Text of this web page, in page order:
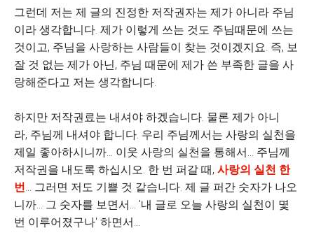
그런데 저는 제 글의 진정한 저작권자는 제가 아니라 주님
이라 생각합니다. 제가 이렇게 쓰는 것도 주님때문에 쓰는
것이고, 주님을 사랑하는 사람들이 찾는 것이겠지요. 즉, 보
잘 것 없는 제가 아닌, 주님 때문에 제가 쓴 부족한 글을 사
랑해준다고 저는 생각합니다.
하지만 저작권료는 내셔야 하겠습니다. 물론 제가 아니
라, 주님께 내셔야 합니다. 우리 주님께서는 사랑의 실천을
제일 좋아하시니까... 이웃 사랑의 실천을 통해서... 주님께
저작권을 내도록 하십시오. 한 번 퍼갈 때, 사랑의 실천 한
번... 그러면 저도 기쁠 것 같습니다. 제 글 퍼간 숫자가 나오
니까... 그 숫자를 보면서... '내 글로 오늘 사랑의 실천이 몇
번 이루어졌구나' 하면서...